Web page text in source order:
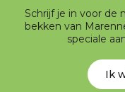
Schrijf je in voor de
bekken van
speciale
Ik